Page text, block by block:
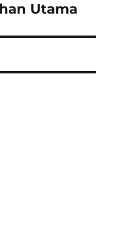
Utama